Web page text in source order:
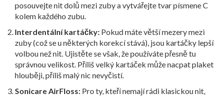
posouvejte nit dolů mezi zuby a vytvářejte tvar písmene C
kolem každého zubu.
Interdentální kartáčky: Pokud máte větší mezery mezi
zuby (což se u některých korekcí stává), jsou kartáčky lepší
volbou než nit. Ujistěte se však, že používáte přesně tu
správnou velikost. Příliš velký kartáček může nacpat plaket
hlouběji, příliš malý nic nevyčistí.
Sonicare AirFloss: Pro ty, kteří nemají rádi klasickou nit,